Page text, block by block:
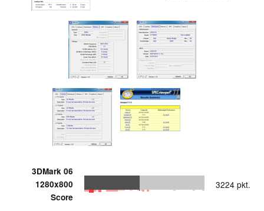
3DMark 06
1280x800
Score
3224 pkt.